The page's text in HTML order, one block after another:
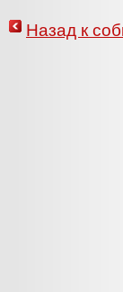
Назад к